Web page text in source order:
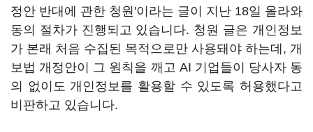
정안 반대에 관한 청원'이라는 글이 지난 18일 올라와
동의 절차가 진행되고 있습니다. 청원 글은 개인정보
가 본래 처음 수집된 목적으로만 사용돼야 하는데, 개
보법 개정안이 그 원칙을 깨고 AI 기업들이 당사자 동
의 없이도 개인정보를 활용할 수 있도록 허용했다고
비판하고 있습니다.